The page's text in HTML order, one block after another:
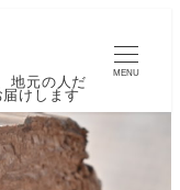
地元の人だ
けします
MENU